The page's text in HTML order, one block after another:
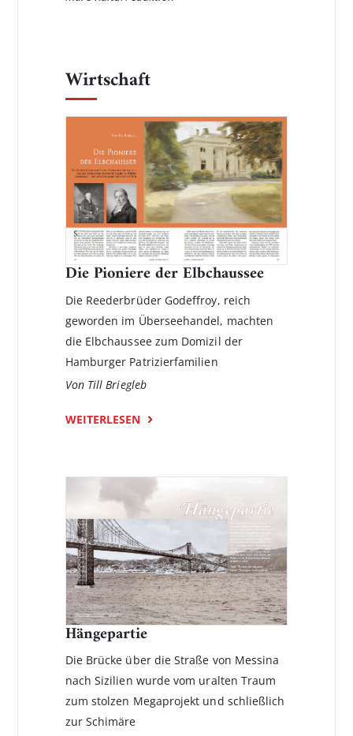
Wirtschaft
Die Pioniere der Elbchaussee
Die Reederbrüder Godeffroy, reich
geworden im Überseehandel, machten
die Elbchaussee zum Domizil der
Hamburger Patrizierfamilien
Von Till Briegleb
WEITERLESEN
Hängepartie
Die Brücke über die Straße von Messina
nach Sizilien wurde vom uralten Traum
zum stolzen Megaprojekt und schließlich
zur Schimäre